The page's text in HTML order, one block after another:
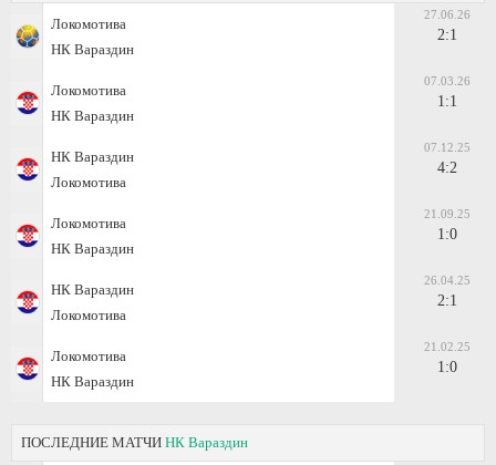
Локомотива
НК Вараздин
27.06.26
2:1
Локомотива
НК Вараздин
07.03.26
1:1
НК Вараздин
Локомотива
07.12.25
4:2
Локомотива
НК Вараздин
21.09.25
1:0
НК Вараздин
Локомотива
26.04.25
2:1
Локомотива
НК Вараздин
21.02.25
1:0
ПОСЛЕДНИЕ МАТЧИ НК Вараздин